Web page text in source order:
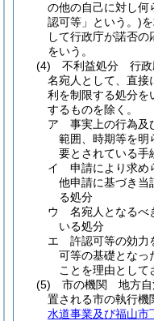
の他の自己に対し何
認可等」という。)
して行政庁が諾否
をいう。
(4)
不利益処分 行政
名宛人として、直接
利を制限する処分を
するものを除く。
ア
事実上の行為及
範囲、時期等を明
要とされている手
イ
申請により求め
他申請に基づき当
る処分
ウ
名宛人となるべ
いる処分
エ
許認可等の効力
可等の基礎となっ
ことを理由として
(5)
市の機関 地方自
置される市の執行機
水道事業及び福山市